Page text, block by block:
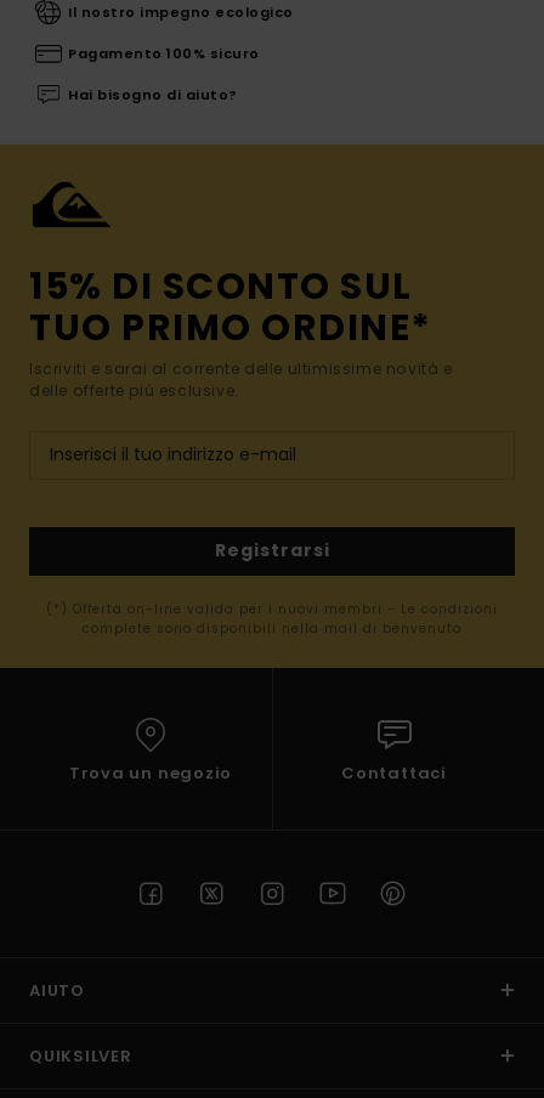
Il nostro impegno ecologico
Pagamento 100% sicuro
Hai bisogno di aiuto?
15% DI SCONTO SUL
TUO PRIMO ORDINE*
Iscriviti e sarai al corrente delle ultimissime novità e
delle offerte più esclusive.
Registrarsi
(*) Offerta on-line valida per i nuovi membri - Le condizioni
complete sono disponibili nella mail di benvenuto
Trova un negozio Contattaci
AIUTO
QUIKSILVER